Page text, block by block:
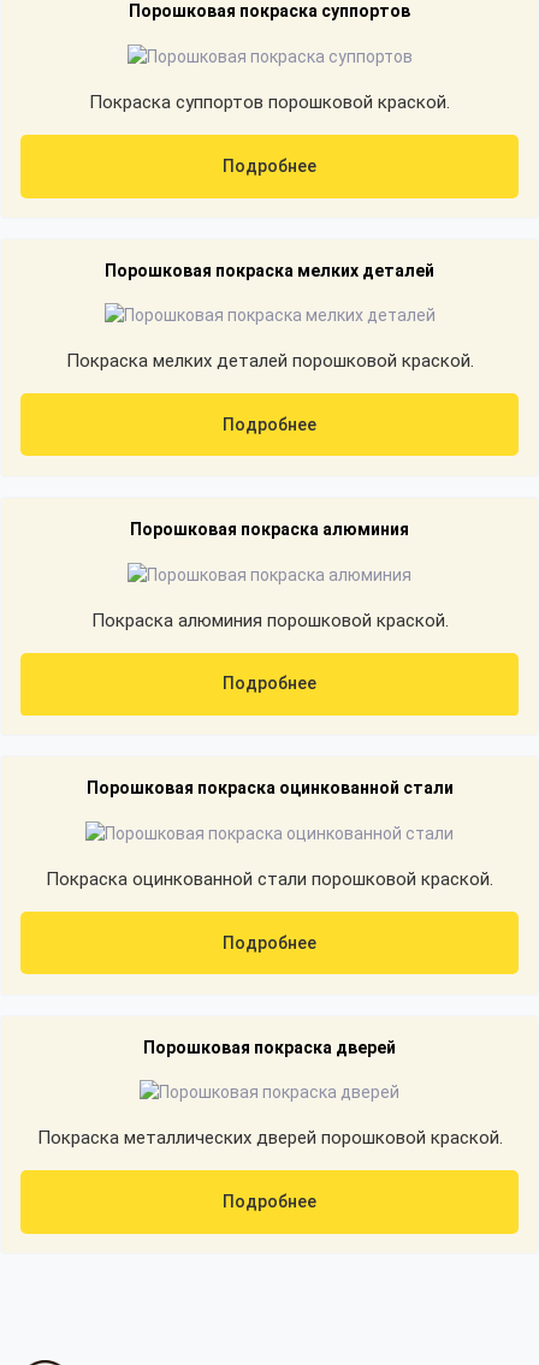
Порошковая покраска суппортов
Покраска суппортов порошковой краской.
Подробнее
Порошковая покраска мелких деталей
Покраска мелких деталей порошковой краской.
Подробнее
Порошковая покраска алюминия
Покраска алюминия порошковой краской.
Подробнее
Порошковая покраска оцинкованной стали
Покраска оцинкованной стали порошковой краской.
Подробнее
Порошковая покраска дверей
Покраска металлических дверей порошковой краской.
Подробнее